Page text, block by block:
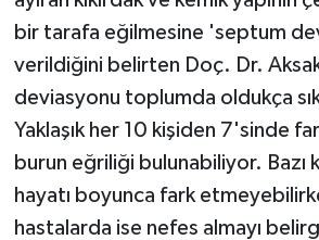
bir tarafa eğilmesine 'septum
verildiğini belirten Doç. Dr.
deviasyonu toplumda oldukça
Yaklaşık her 10 kişiden 7'sinde
burun eğriliği bulunabiliyor. Bazı
hayatı boyunca fark
hastalarda ise nefes almayı